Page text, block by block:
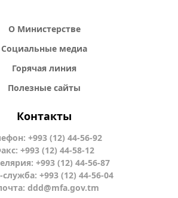
О Министерстве
Социальные медиа
Горячая линия
Полезные сайты
Контакты
+993 (12) 44-56-92
+993 (12) 44-58-12
+993 (12) 44-56-87
служба: +993 (12) 44-56-04
ddd@mfa.gov.tm